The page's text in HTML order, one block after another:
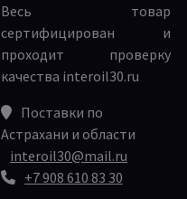
Весь товар
сертифицирован и
проходит проверку
качества interoil30.ru
Поставки по
Астрахани и области
interoil30@mail.ru
+7 908 610 83 30